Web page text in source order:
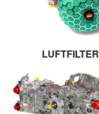
LUFTFILTER